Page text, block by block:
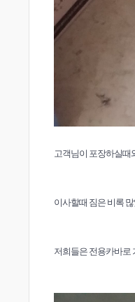
고객님이 포장하실때
이사할때 짐은 비록
저희들은 전용카바로